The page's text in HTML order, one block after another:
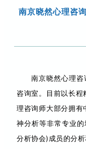
南京晓然心理咨
晓
南京晓然心理
咨询室。目前以长
理咨询师大部分拥有
神分析等非常专业
分析协会)成员的分析